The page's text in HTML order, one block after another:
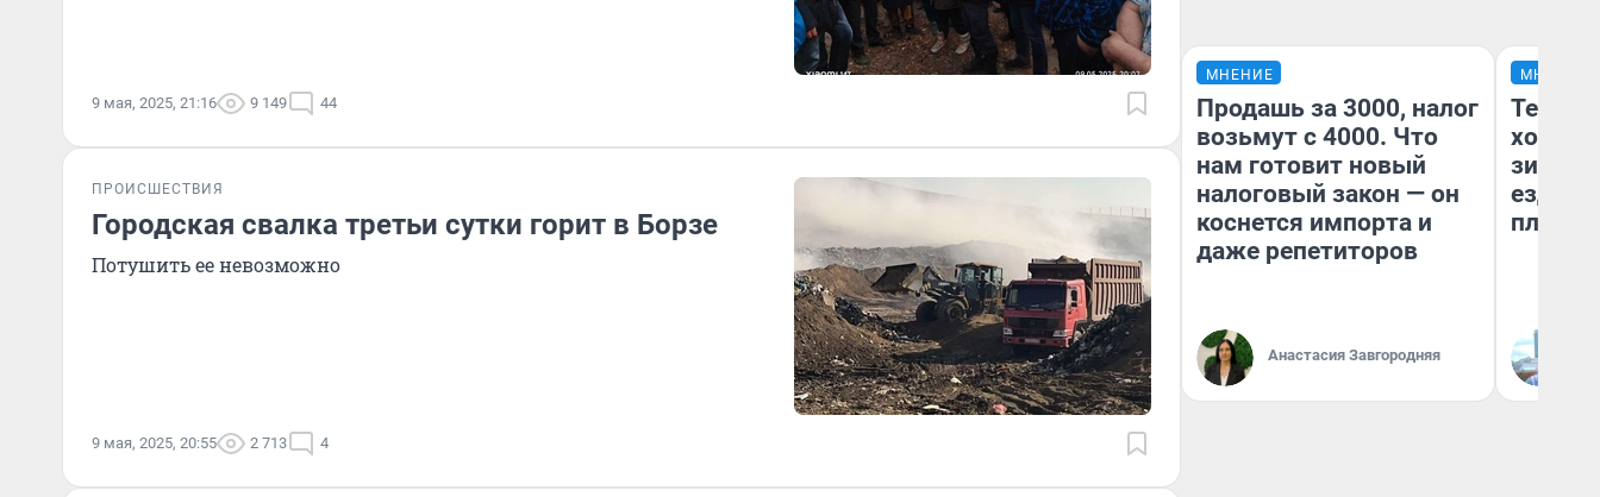
9 мая, 2025, 21:16 9 149 44
ПРОИСШЕСТВИЯ
Городская свалка третьи сутки горит в Борзе
Потушить ее невозможно
9 мая, 2025, 20:55 2 713 4
МНЕНИЕ
Продашь за 3000, налог
возьмут с 4000. Что
нам готовит новый
налоговый закон — он
коснется импорта и
даже репетиторов
Анастасия Завгородняя
МНЕНИЕ
Тепло
зимой.
ездит
плюсы